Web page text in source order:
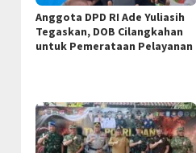
Anggota DPD RI Ade Yuliasih
Tegaskan, DOB Cilangkahan
untuk Pemerataan Pelayanan